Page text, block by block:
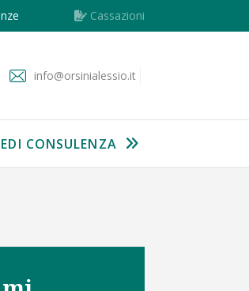
Cassazioni
info@orsinialessio.it
CONSULENZA